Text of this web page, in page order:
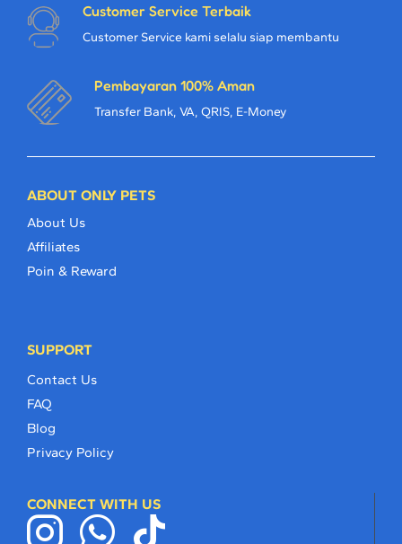
Customer Service Terbaik
Customer Service kami selalu siap membantu
Pembayaran 100% Aman
Transfer Bank, VA, QRIS, E-Money
ABOUT ONLY PETS
About Us
Affiliates
Poin & Reward
SUPPORT
Contact Us
FAQ
Blog
Privacy Policy
CONNECT WITH US